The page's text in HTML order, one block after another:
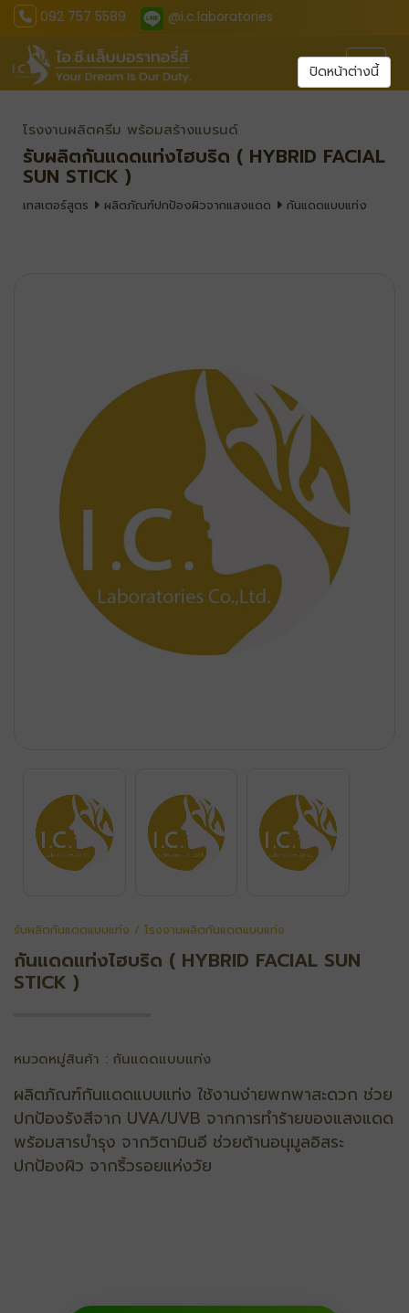
092 757 5589 @i.c.laboratories
โรงงานผลิตครีม พร้อมสร้างแบรนด์
รับผลิตกันแดดแท่งไฮบริด ( HYBRID FACIAL
SUN STICK )
เทสเตอร์สูตร ผลิตภัณฑ์ปกป้องผิวจากแสงแดด กันแดดแบบแท่ง
รับผลิตกันแดดแบบแท่ง / โรงงานผลิตกันแดดแบบแท่ง
กันแดดแท่งไฮบริด ( HYBRID FACIAL SUN
STICK )
หมวดหมู่สินค้า : กันแดดแบบแท่ง
ผลิตภัณฑ์กันแดดแบบแท่ง ใช้งานง่ายพกพาสะดวก ช่วย
ปกป้องรังสีจาก UVA/UVB จากการทําร้ายของแสงแดด
พร้อมสารบํารุง จากวิตามินอี ช่วยต้านอนุมูลอิสระ
ปกป้องผิว จากริ้วรอยแห่งวัย
ปิดหน้าต่างนี้